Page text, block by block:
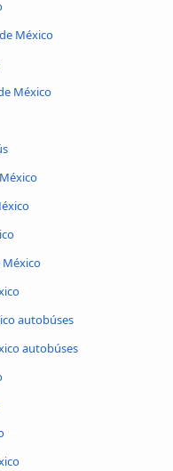
México
México
México
autobúses
autobúses